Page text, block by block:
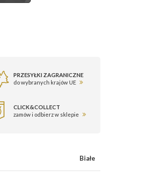
PRZESYŁKI ZAGRANICZNE
do wybranych krajów UE
CLICK&COLLECT
zamów i odbierz w sklepie
Białe